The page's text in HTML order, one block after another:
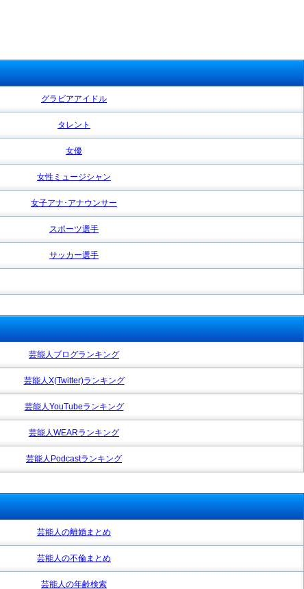
グラビアアイドル
タレント
女優
女性ミュージシャン
女子アナ･アナウンサー
スポーツ選手
サッカー選手
芸能人ブログランキング
芸能人X(Twitter)ランキング
芸能人YouTubeランキング
芸能人WEARランキング
芸能人Podcastランキング
芸能人の離婚まとめ
芸能人の不倫まとめ
芸能人の年齢検索